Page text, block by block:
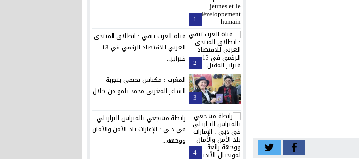
1
2
قناة العرب تيفي : انطلاق المنتدى
العربي للاقتصاد الرقمي في 13
فبراير...
3
المغرب : مكناس تحتفي بتجربة
الشاعر المغربي محمد بلمو من خلال
...
4
رابطة مشجعي بالميراس البرازيلي
في دبي : الإمارات بلد الأمن والأمان
ووجهة...